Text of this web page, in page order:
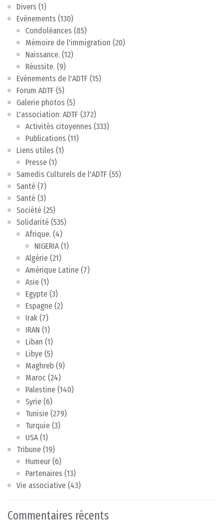
Divers (1)
Evénements (130)
Condoléances (85)
Mémoire de l'immigration (20)
Naissance. (12)
Réussite. (9)
Evènements de l'ADTF (15)
Forum ADTF (5)
Galerie photos (5)
L'association: ADTF (372)
Activités citoyennes (333)
Publications (11)
Liens utiles (1)
Presse (1)
Samedis Culturels de l'ADTF (55)
Santé (7)
Santé (3)
Société (25)
Solidarité (535)
Afrique. (4)
NIGERIA(1)
Algérie (21)
Amérique Latine (7)
Asie (1)
Egypte (3)
Espagne (2)
Irak (7)
IRAN (1)
Liban (1)
Libye (5)
Maghreb (9)
Maroc (24)
Palestine (140)
Syrie (6)
Tunisie (279)
Turquie (3)
USA(1)
Tribune (19)
Humeur (6)
Partenaires (13)
Vie associative (43)
Commentaires récents